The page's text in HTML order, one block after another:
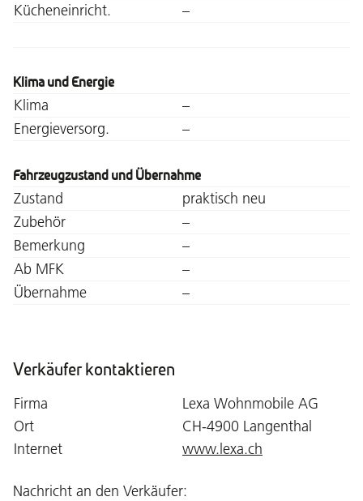
Kücheneinricht.
–
Klima und Energie
Klima
–
Energieversorg.
–
Fahrzeugzustand und Übernahme
Zustand
praktisch neu
Zubehör
–
Bemerkung
–
Ab MFK
–
Übernahme
–
Verkäufer kontaktieren
Firma
Lexa Wohnmobile AG
Ort
CH-4900 Langenthal
Internet
www.lexa.ch
Nachricht an den Verkäufer: